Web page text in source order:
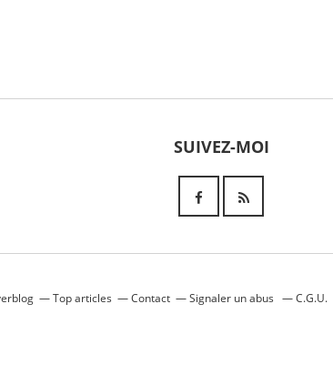
SUIVEZ-MOI
Top articles Contact Signaler un abus C.G.U.